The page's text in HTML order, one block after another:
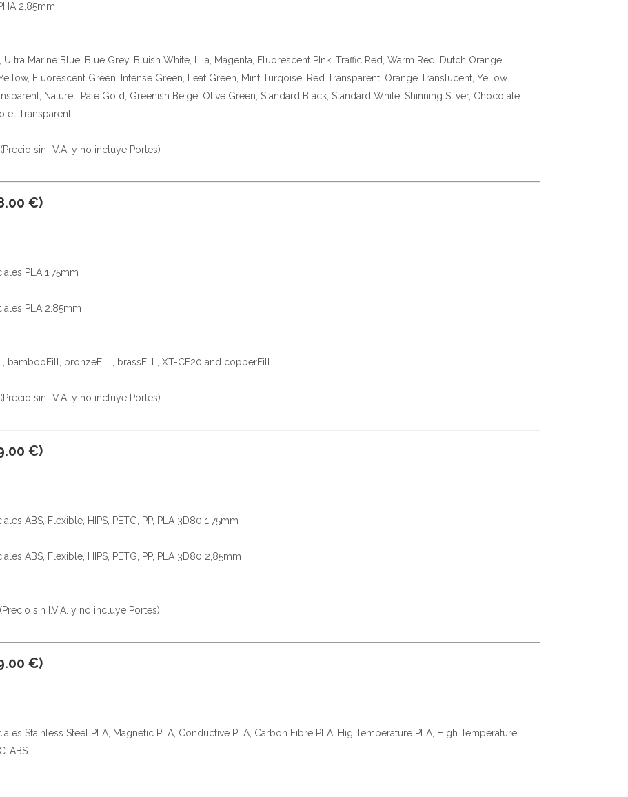
2,85mm
Marine Blue, Blue Grey, Bluish White, Lila, Magenta, Fluorescent PInk, Traffic Red, Warm Red, Dutch Orange,
Fluorescent Green, Intense Green, Leaf Green, Mint Turqoise, Red Transparent, Orange Translucent, Yellow
Naturel, Pale Gold, Greenish Beige, Olive Green, Standard Black, Standard White, Shinning Silver, Chocolate
Transparent
sin I.V.A. y no incluye Portes)
€)
PLA 1.75mm
PLA 2.85mm
bambooFill, bronzeFill , brassFill , XT-CF20 and copperFill
sin I.V.A. y no incluye Portes)
€)
ABS, Flexible, HIPS, PETG, PP, PLA 3D80 1,75mm
ABS, Flexible, HIPS, PETG, PP, PLA 3D80 2,85mm
sin I.V.A. y no incluye Portes)
€)
Stainless Steel PLA, Magnetic PLA, Conductive PLA, Carbon Fibre PLA, Hig Temperature PLA, High Temperature
ABS